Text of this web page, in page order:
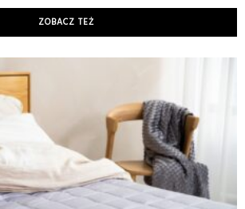
ZOBACZ TEŻ